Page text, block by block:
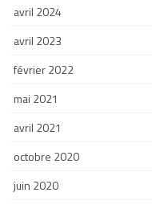
avril 2024
avril 2023
février 2022
mai 2021
avril 2021
octobre 2020
juin 2020